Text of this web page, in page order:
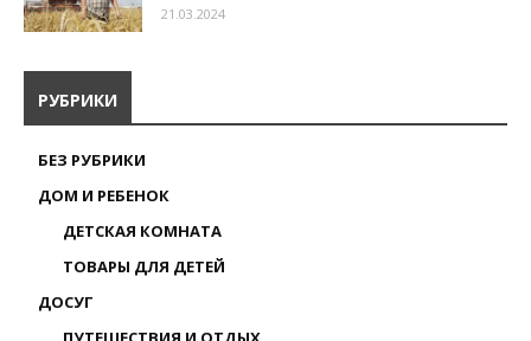
21.03.2024
РУБРИКИ
БЕЗ РУБРИКИ
ДОМ И РЕБЕНОК
ДЕТСКАЯ КОМНАТА
ТОВАРЫ ДЛЯ ДЕТЕЙ
ДОСУГ